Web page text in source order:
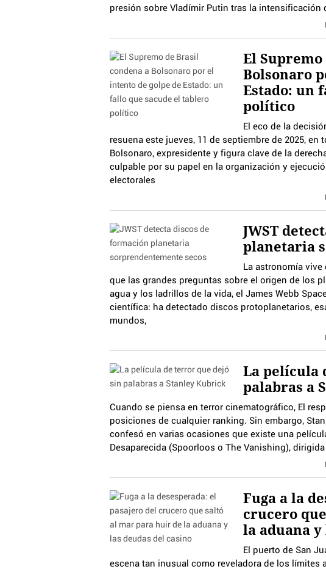
presión sobre Vladímir Putin tras la intensificación
El
Bolsonaro
Estado: un
político
El eco de la
resuena este jueves, 11 de septiembre de 2025,
Bolsonaro, expresidente y figura clave de la
culpable por su papel en la organización y
electorales
JWST
planetaria
La astronomía
que las grandes preguntas sobre el origen de los
agua y los ladrillos de la vida, el James Webb
científica: ha detectado discos protoplanetarios,
mundos,
La película
palabras a
Cuando se piensa en terror cinematográfico, El
posiciones de cualquier ranking. Sin embargo,
confesó en varias ocasiones que existe una
Desaparecida (Spoorloos o The Vanishing),
Fuga a la
crucero
la aduana
El puerto de San
escena tan inusual como reveladora de los límites